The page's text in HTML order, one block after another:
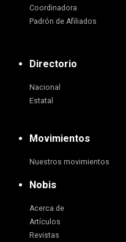
Coordinadora
Padrón de Afiliados
Directorio
Nacional
Estatal
Movimientos
Nuestros movimientos
Nobis
Acerca de
Artículos
Revistas